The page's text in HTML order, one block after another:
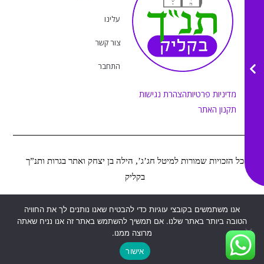
מדיניות פרטיותהצהרת נגישות
תקנון האתר
עלינו
צור קשר
התחבר
כל הזכויות שמורות למיטל חג’ג’, הילה בן יצחק ואתר בגרות ותנ”ך
בקליק
©נבנה ע”י2022
Web&MOR
אנו משתמשים בקובצי עוגיות כדי להבטיח שאנו נותנים לך את החוויה
הטובה ביותר באתר שלנו. אם תמשיך להשתמש באתר זה אנו נניח שאתה
מרוצה ממנו.
אישור